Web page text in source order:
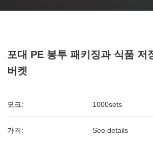
포대 PE 봉투 패키징과 식품 저
버켓
모크: 1000sets
가격: See details